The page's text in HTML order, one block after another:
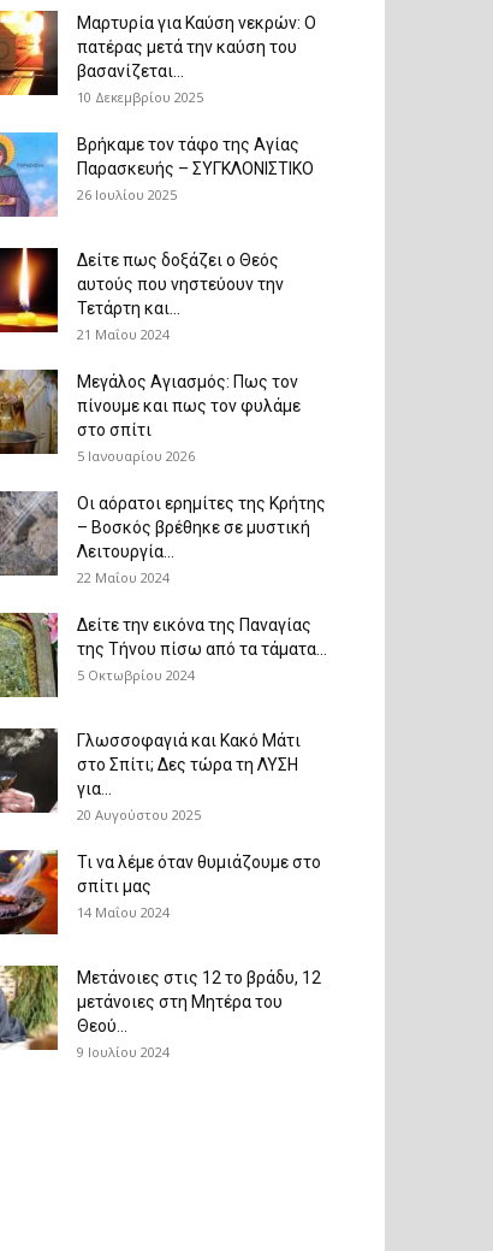
Μαρτυρία για Καύση νεκρών: Ο
πατέρας μετά την καύση του
βασανίζεται...
10 Δεκεμβρίου 2025
Βρήκαμε τον τάφο της Αγίας
Παρασκευής – ΣΥΓΚΛΟΝΙΣΤΙΚΟ
26 Ιουλίου 2025
Δείτε πως δοξάζει ο Θεός
αυτούς που νηστεύουν την
Τετάρτη και...
21 Μαΐου 2024
Μεγάλος Αγιασμός: Πως τον
πίνουμε και πως τον φυλάμε
στο σπίτι
5 Ιανουαρίου 2026
Οι αόρατοι ερημίτες της Κρήτης
– Βοσκός βρέθηκε σε μυστική
Λειτουργία...
22 Μαΐου 2024
Δείτε την εικόνα της Παναγίας
της Τήνου πίσω από τα τάματα...
5 Οκτωβρίου 2024
Γλωσσοφαγιά και Κακό Μάτι
στο Σπίτι; Δες τώρα τη ΛΥΣΗ
για...
20 Αυγούστου 2025
Τι να λέμε όταν θυμιάζουμε στο
σπίτι μας
14 Μαΐου 2024
Μετάνοιες στις 12 το βράδυ, 12
μετάνοιες στη Μητέρα του
Θεού...
9 Ιουλίου 2024